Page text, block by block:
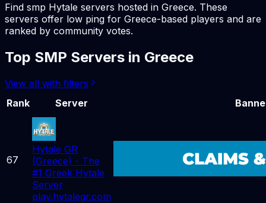
Find smp Hytale servers hosted in Greece. These
servers offer low ping for Greece-based players and are
ranked by community votes.
Top SMP Servers in Greece
View all with filters
Rank
Server
67
Hytale GR
(Greece) - The
#1 Greek Hytale
Server
play.hytalegr.com